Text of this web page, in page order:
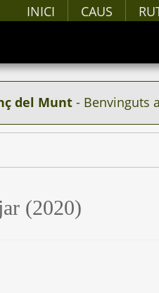
INICI CAUS
del Munt- Benvinguts
(2020)